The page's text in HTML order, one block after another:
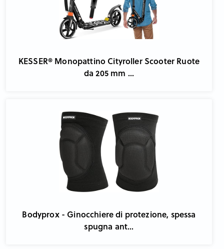
KESSER® Monopattino Cityroller Scooter Ruote
da 205 mm ...
Bodyprox - Ginocchiere di protezione, spessa
spugna ant...